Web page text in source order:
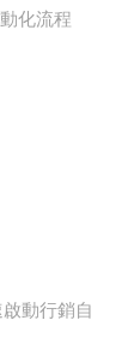
化流程
動行銷自